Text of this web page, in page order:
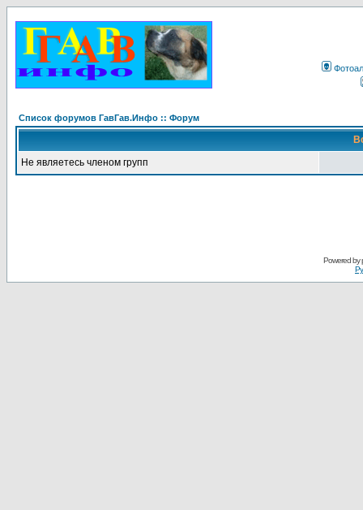
Список форумов ГавГав.Инфо :: Форум
Не являетесь членом групп
Powered by